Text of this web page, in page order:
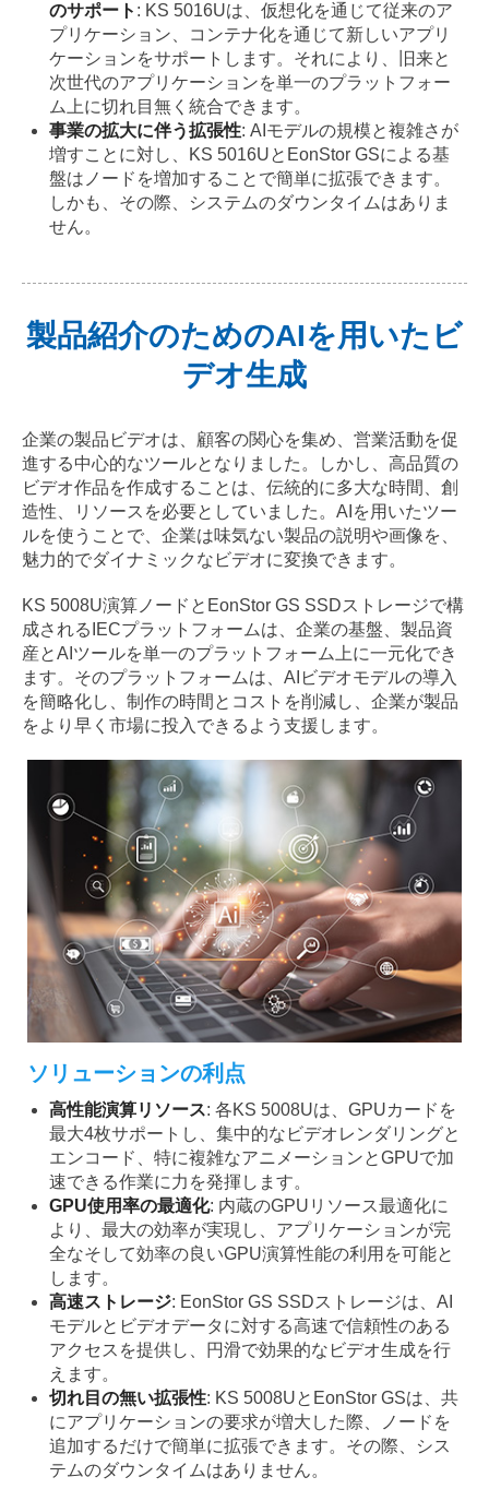
のサポート : KS 5016Uは、仮想化を通じて従来のア
プリケーション、コンテナ化を通じて新しいアプリ
ケーションをサポートします。それにより、旧来と
次世代のアプリケーションを単一のプラットフォー
ム上に切れ目無く統合できます。
事業の拡大に伴う拡張性: AIモデルの規模と複雑さが
増すことに対し、KS 5016UとEonStor GSによる基
盤はノードを増加することで簡単に拡張できます。
しかも、その際、システムのダウンタイムはありま
せん。
製品紹介のためのAIを用いたビ
デオ生成
企業の製品ビデオは、顧客の関心を集め、営業活動を促
進する中心的なツールとなりました。しかし、高品質の
ビデオ作品を作成することは、伝統的に多大な時間、創
造性、リソースを必要としていました。AIを用いたツー
ルを使うことで、企業は味気ない製品の説明や画像を、
魅力的でダイナミックなビデオに変換できます。
KS 5008U演算ノードとEonStor GS SSDストレージで構
成されるIECプラットフォームは、企業の基盤、製品資
産とAIツールを単一のプラットフォーム上に一元化でき
ます。そのプラットフォームは、AIビデオモデルの導入
を簡略化し、制作の時間とコストを削減し、企業が製品
をより早く市場に投入できるよう支援します。
ソリューションの利点
高性能演算リソース: 各KS 5008Uは、GPUカードを
最大4枚サポートし、集中的なビデオレンダリングと
エンコード、特に複雑なアニメーションとGPUで加
速できる作業に力を発揮します。
GPU使用率の最適化: 内蔵のGPUリソース最適化に
より、最大の効率が実現し、アプリケーションが完
全なそして効率の良いGPU演算性能の利用を可能と
します。
高速ストレージ: EonStor GS SSDストレージは、AI
モデルとビデオデータに対する高速で信頼性のある
アクセスを提供し、円滑で効果的なビデオ生成を行
えます。
切れ目の無い拡張性: KS 5008UとEonStor GSは、共
にアプリケーションの要求が増大した際、ノードを
追加するだけで簡単に拡張できます。その際、シス
テムのダウンタイムはありません。